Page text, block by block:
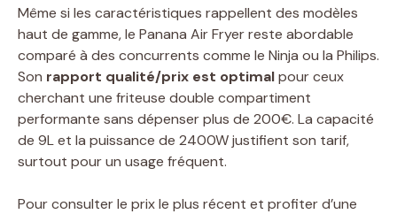
Même si les caractéristiques rappellent des modèles
haut de gamme, le Panana Air Fryer reste abordable
comparé à des concurrents comme le Ninja ou la Philips.
Son rapport qualité/prix est optimalpour ceux
cherchant une friteuse double compartiment
performante sans dépenser plus de 200€. La capacité
de 9L et la puissance de 2400W justifient son tarif,
surtout pour un usage fréquent.
Pour consulter le prix le plus récent et profiter d’une